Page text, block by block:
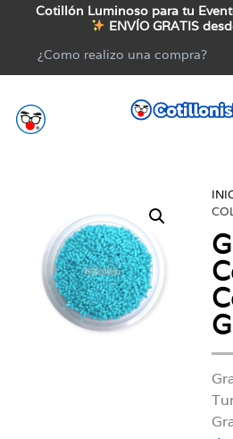
Cotillón Luminoso para tu
ENVÍO GRATIS
¿Como realizo una compra?